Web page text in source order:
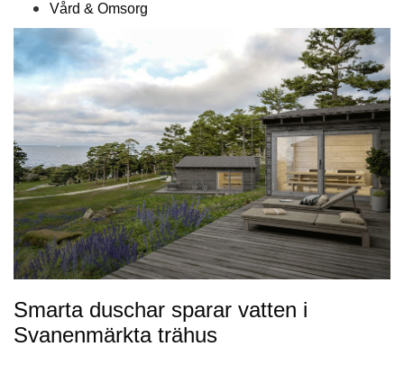
Vård & Omsorg
Smarta duschar sparar vatten i
Svanenmärkta trähus